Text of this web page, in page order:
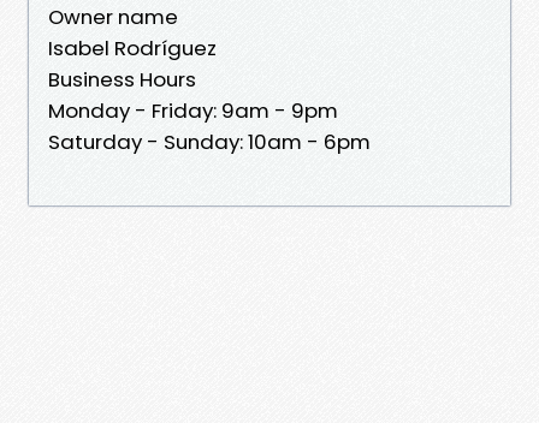
Owner name
Isabel Rodríguez
Business Hours
Monday - Friday: 9am - 9pm
Saturday - Sunday: 10am - 6pm